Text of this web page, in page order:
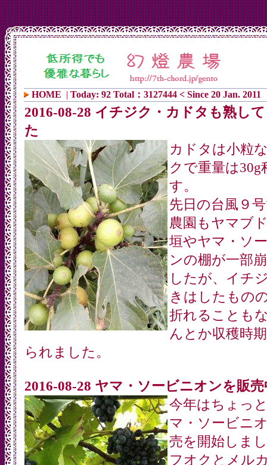
HOME | Today: 92 Total：3127444 < Since 20 Jan. 2011
2016-08-28 イチジク・カドタも熟し
た
カドタは小粒
クで重量は30g
す。
先日の台風９
農園もヤマブ
垣やヤマ・ソ
ンの棚が一部
したが、イチ
きはしたもの
折れることも
んとか収穫時
られました。
2016-08-28 ヤマ・ソービニオンを販
今年はちょっ
マ・ソービニ
売を開始しま
フオクとメル